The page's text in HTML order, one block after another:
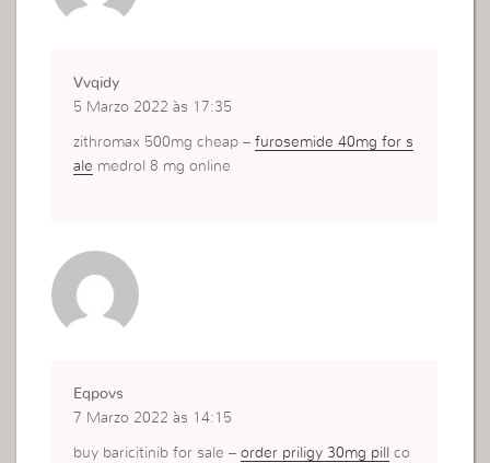
Vvqidy
5 Marzo 2022 às 17:35
zithromax 500mg cheap –furosemide 40mg for s
ale medrol 8 mg online
Eqpovs
7 Marzo 2022 às 14:15
buy baricitinib for sale –order priligy 30mg pill
co